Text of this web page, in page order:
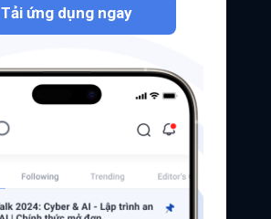
Tags
Machine Learning
Tải ứng dụng ngay